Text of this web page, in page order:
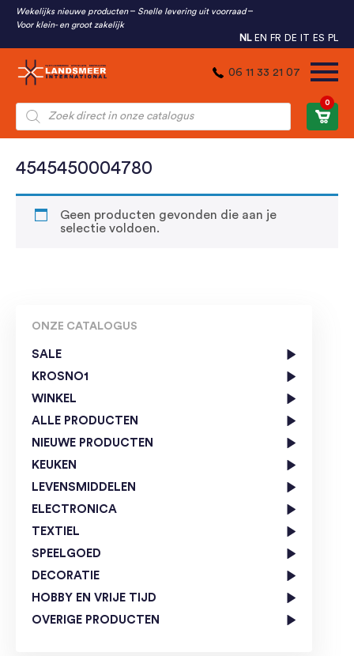
Wekelijks nieuwe producten
Snelle levering uit voorraad
Voor klein- en groot zakelijk
NL EN FR DE IT ES PL
06 11 33 21 07
Producten
zoeken
0
ONZE CATALOGUS
SALE
KROSNO1
WINKEL
ALLE PRODUCTEN
NIEUWE PRODUCTEN
KEUKEN
LEVENSMIDDELEN
ELECTRONICA
TEXTIEL
SPEELGOED
DECORATIE
HOBBY EN VRIJE TIJD
OVERIGE PRODUCTEN
4545450004780
Geen producten gevonden die aan je
selectie voldoen.